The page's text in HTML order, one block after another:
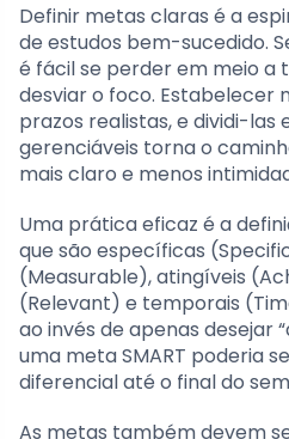
Definir metas claras é a
de estudos bem-sucedido.
é fácil se perder em meio a
desviar o foco. Estabelecer
prazos realistas, e dividi-
gerenciáveis torna o
mais claro e menos
Uma prática eficaz é a
que são específicas
(Measurable), atingíveis
(Relevant) e temporais
ao invés de apenas desejar
uma meta SMART poderia
diferencial até o final do
As metas também devem